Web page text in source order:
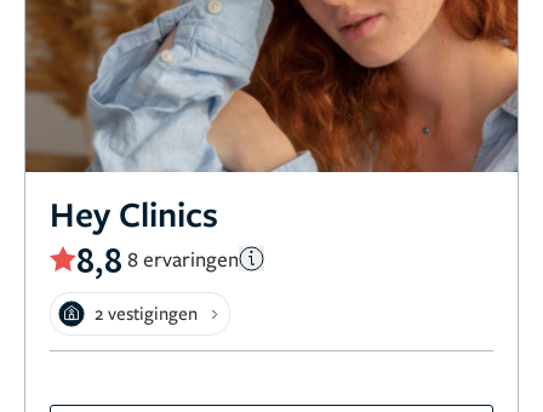
Hey Clinics
8,8 8 ervaringen
2 vestigingen